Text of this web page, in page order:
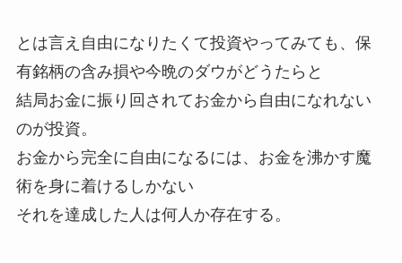
とは言え自由になりたくて投資やってみても、保
有銘柄の含み損や今晩のダウがどうたらと
結局お金に振り回されてお金から自由になれない
のが投資。
お金から完全に自由になるには、お金を沸かす魔
術を身に着けるしかない
それを達成した人は何人か存在する。